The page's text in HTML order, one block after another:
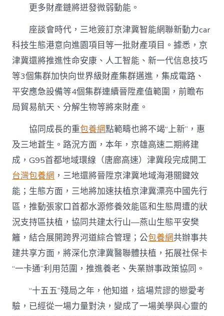
更多財產鏈將迸發微弱動能。
座談會時代，三地簽訂京津冀智能網聯新動力car
科技生態港意向進園項目等一批財產項目。據悉，京
津冀還將推進性命安康、人工智能、新一代信息技巧
等3個集群加快向世界級財產集群邁進，集成電路、
平安應急設備等4個集群連續晉陞產值範圍，前瞻布
局貿易航天、分解生物等將來財產。
協同成長的重包養網點範疇也將不竭“上新”，惠
及三地蒼生。路況方面，本年，京雄高速二期將建
成，G95首都地域環線（唐廊高速）津冀段完成開工
台灣包養網 ，三地還將晉陞京津冀地域海港關鍵效
能；生態方面，三地將加速扶植京津冀漂亮中國先行
區，推動張家口首都水源修養效能區和生態周遭的狀
況支持區扶植，協同共建太行山—燕山生態平安樊
籬，結合展開跨界河道綜合管理；公包養網共辦事共
建共享方面，將深化京津冀醫聯體扶植，拓展社保卡
“一卡通”利用范圍，推進養老、失業辦事政策協同。
“十五五”殘局之年，他知道，這場荒謬的戀愛考
驗，已經從一場力量對決，變成了一場美學與心靈的